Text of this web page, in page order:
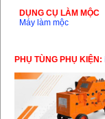
DỤNG CỤ LÀM MỘC
Máy làm mộc
PHỤ TÙNG PHỤ KIỆN: